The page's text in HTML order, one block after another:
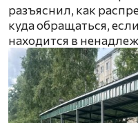
разъяснил, как
куда обращаться,
находится в